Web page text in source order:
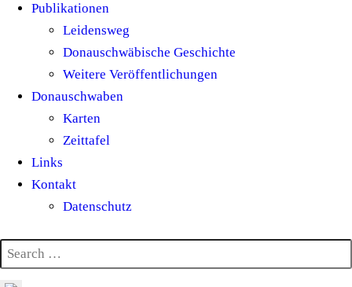
Publikationen
Leidensweg
Donauschwäbische Geschichte
Weitere Veröffentlichungen
Donauschwaben
Karten
Zeittafel
Links
Kontakt
Datenschutz